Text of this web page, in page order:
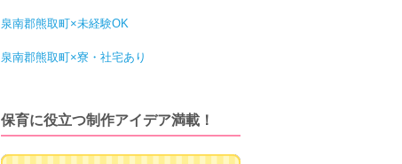
泉南郡熊取町×未経験OK
泉南郡熊取町×寮・社宅あり
保育に役立つ制作アイデア満載！